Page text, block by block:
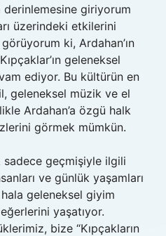
derinlemesine giriyorum
üzerindeki etkilerini
ki, Ardahan’ın
geleneksel
ediyor. Bu kültürün en
geleneksel müzik ve el
Ardahan’a özgü halk
görmek mümkün.
geçmişiyle ilgili
ve günlük yaşamları
geleneksel giyim
yaşatıyor.
bize “Kıpçakların